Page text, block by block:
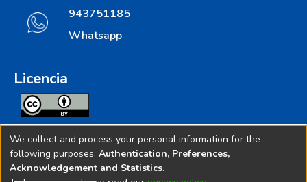
943751185
Whatsapp
Licencia
Todos los contenidos de repositorio.ins.gob.pe estan
licenciados bajo
Creative Commoms License
We collect and process your personal information for the
following purposes: Authentication, Preferences,
Acknowledgement and Statistics.